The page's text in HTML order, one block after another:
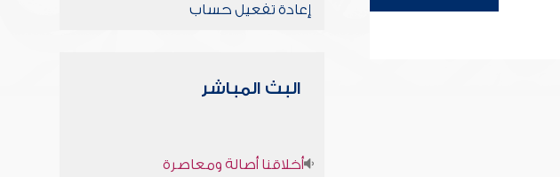
إعادة تفعيل حساب
البث المباشر
أخلاقنا أصالة ومعاصرة